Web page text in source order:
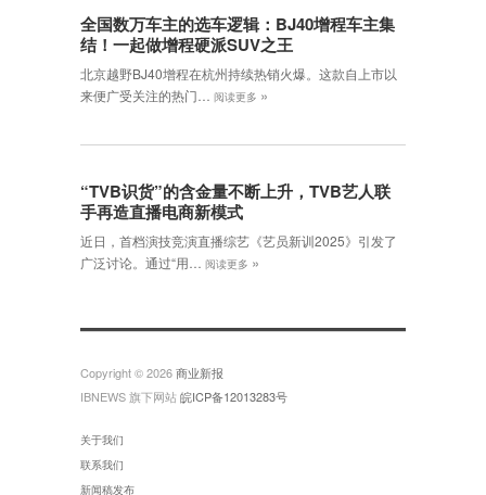
全国数万车主的选车逻辑：BJ40增程车主集
结！一起做增程硬派SUV之王
北京越野BJ40增程在杭州持续热销火爆。这款自上市以
来便广受关注的热门…
阅读更多 »
“TVB识货”的含金量不断上升，TVB艺人联
手再造直播电商新模式
近日，首档演技竞演直播综艺《艺员新训2025》引发了
广泛讨论。通过“用…
阅读更多 »
Copyright © 2026商业新报
IBNEWS 旗下网站 皖ICP备12013283号
关于我们
联系我们
新闻稿发布